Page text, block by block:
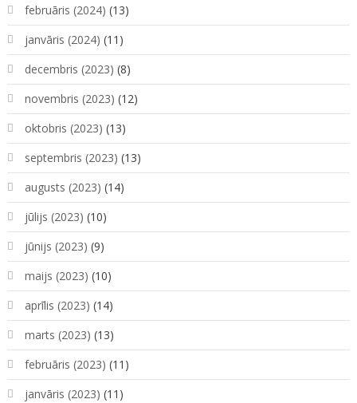
februāris (2024) (13)
janvāris (2024) (11)
decembris (2023) (8)
novembris (2023) (12)
oktobris (2023) (13)
septembris (2023) (13)
augusts (2023) (14)
jūlijs (2023) (10)
jūnijs (2023) (9)
maijs (2023) (10)
aprīlis (2023) (14)
marts (2023) (13)
februāris (2023) (11)
janvāris (2023) (11)